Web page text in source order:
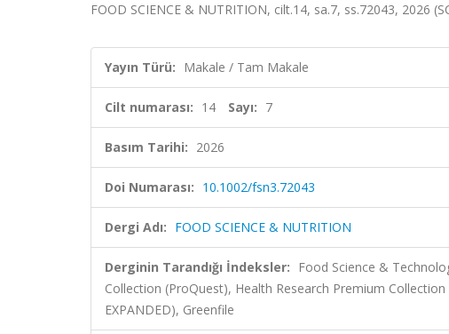
FOOD SCIENCE & NUTRITION, cilt.14, sa.7, ss.72043, 2026
Yayın Türü: Makale / Tam Makale
Cilt numarası: 14 Sayı: 7
Basım Tarihi: 2026
Doi Numarası: 10.1002/fsn3.72043
Dergi Adı: FOOD SCIENCE & NUTRITION
Derginin Tarandığı İndeksler: Food Science &
Collection (ProQuest), Health Research Premium
EXPANDED), Greenfile